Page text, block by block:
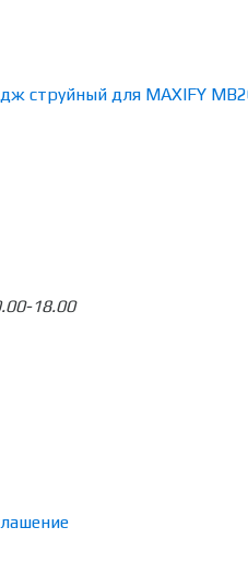
струйный для MAXIFY
18.00